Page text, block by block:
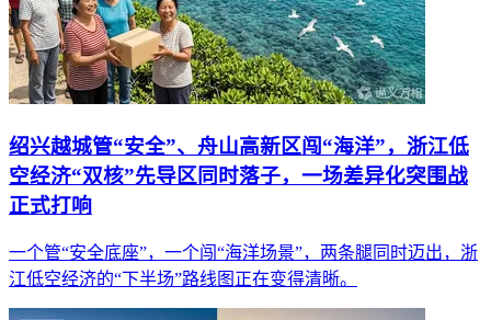
绍兴越城管“安全”、舟山高新区闯“海洋”，浙江低
空经济“双核”先导区同时落子，一场差异化突围战
正式打响
一个管“安全底座”，一个闯“海洋场景”，两条腿同时迈出，浙
江低空经济的“下半场”路线图正在变得清晰。